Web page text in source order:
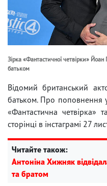
Зірка «Фантастичної четвірки» Йоан
батьком
Відомий британський
батьком. Про поповнення
«Фантастична четвірка»
сторінці в інстаграмі 27
Читайте також:
Антоніна Хижняк
та братом